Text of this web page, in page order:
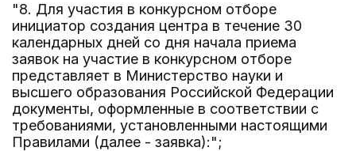
"8. Для участия в конкурсном отборе
инициатор создания центра в течение 30
календарных дней со дня начала приема
заявок на участие в конкурсном отборе
представляет в Министерство науки и
высшего образования Российской Федерации
документы, оформленные в соответствии с
требованиями, установленными настоящими
Правилами (далее - заявка):";